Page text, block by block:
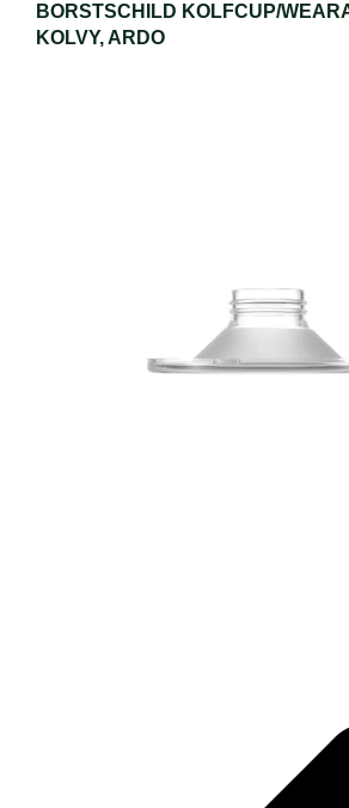
BORSTSCHILD KOLFCUP/
KOLVY, ARDO